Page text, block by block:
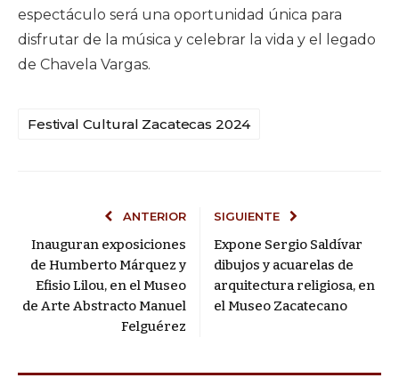
espectáculo será una oportunidad única para
disfrutar de la música y celebrar la vida y el legado
de Chavela Vargas.
Festival Cultural Zacatecas 2024
ANTERIOR
Inauguran exposiciones
de Humberto Márquez y
Efisio Lilou, en el Museo
de Arte Abstracto Manuel
Felguérez
SIGUIENTE
Expone Sergio Saldívar
dibujos y acuarelas de
arquitectura religiosa, en
el Museo Zacatecano